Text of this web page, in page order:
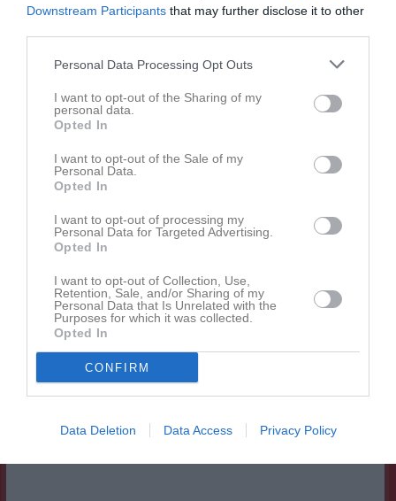
Downstream Participants that may further disclose it to other
Personal Data Processing Opt Outs
I want to opt-out of the Sharing of my
personal data.
Opted In
I want to opt-out of the Sale of my
Personal Data.
Opted In
I want to opt-out of processing my
Personal Data for Targeted Advertising.
Opted In
I want to opt-out of Collection, Use,
Retention, Sale, and/or Sharing of my
Personal Data that Is Unrelated with the
Purposes for which it was collected.
Opted In
CONFIRM
Data Deletion Data Access Privacy Policy
Inget album finns skapat
Logga in som administratör och skapa ert första album
På gång Kalender
7 sep, 18:00